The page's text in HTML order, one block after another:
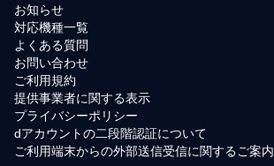
お知らせ
対応機種一覧
よくある質問
お問い合わせ
ご利用規約
提供事業者に関する表示
プライバシーポリシー
dアカウントの二段階認証について
ご利用端末からの外部送信受信に関するご案内